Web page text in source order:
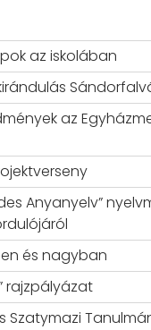
az iskolában
az
Anyanyelv”
és nagyban
rajzpályázat
Szatymazi